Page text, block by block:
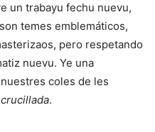
un trabayu fechu nuevu,
temes emblemáticos,
pero respetando
nuevu. Ye una
coles de les
.